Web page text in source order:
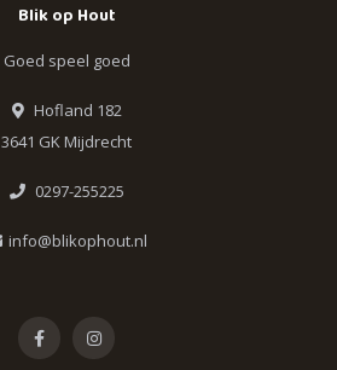
Blik op Hout
Goed speel goed
Hofland 182
3641 GK Mijdrecht
0297-255225
info@blikophout.nl